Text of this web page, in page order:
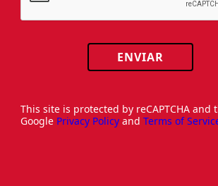
ENVIAR
This site is protected by reCAPTCHA and
Google Privacy Policy and Terms of